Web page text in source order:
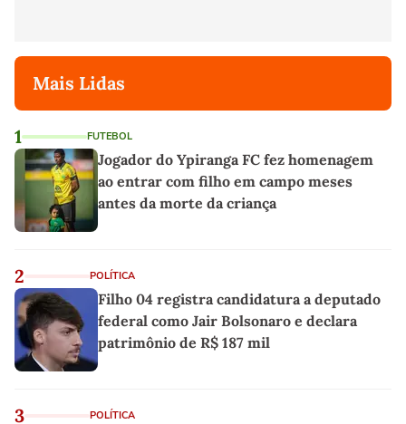
Mais Lidas
1 FUTEBOL
Jogador do Ypiranga FC fez homenagem
ao entrar com filho em campo meses
antes da morte da criança
2 POLÍTICA
Filho 04 registra candidatura a deputado
federal como Jair Bolsonaro e declara
patrimônio de R$ 187 mil
3 POLÍTICA